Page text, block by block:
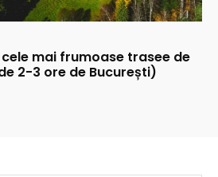
mai frumoase trasee de
2-3 ore de București)